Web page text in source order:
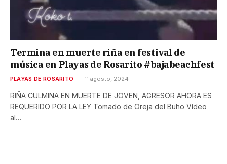
Termina en muerte riña en festival de
música en Playas de Rosarito #bajabeachfest
PLAYAS DE ROSARITO 11 agosto, 2024
RIÑA CULMINA EN MUERTE DE JOVEN, AGRESOR AHORA ES
REQUERIDO POR LA LEY Tomado de Oreja del Buho Vídeo
al…